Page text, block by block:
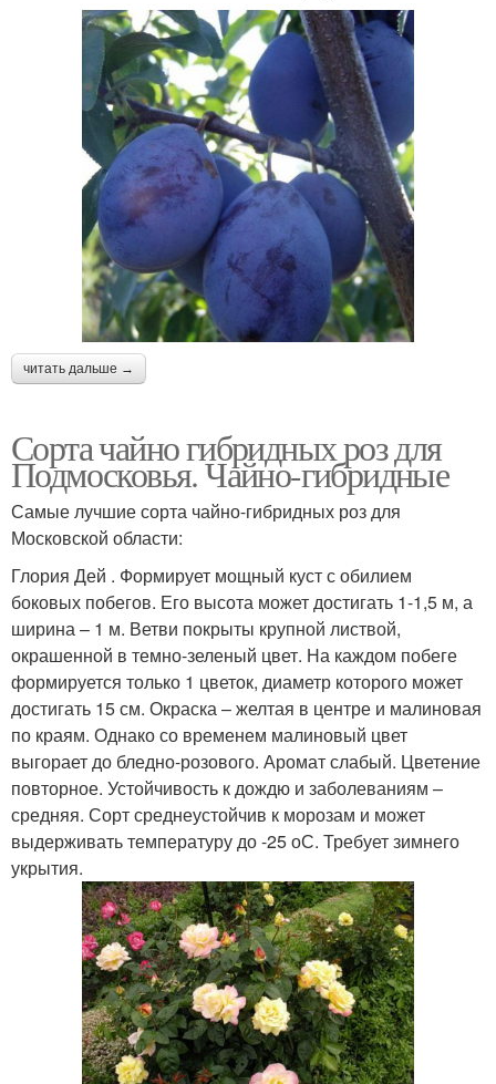
читать дальше →
Сорта чайно гибридных роз для
Подмосковья. Чайно-гибридные
Самые лучшие сорта чайно-гибридных роз для
Московской области:
Глория Дей . Формирует мощный куст с обилием
боковых побегов. Его высота может достигать 1-1,5 м, а
ширина – 1 м. Ветви покрыты крупной листвой,
окрашенной в темно-зеленый цвет. На каждом побеге
формируется только 1 цветок, диаметр которого может
достигать 15 см. Окраска – желтая в центре и малиновая
по краям. Однако со временем малиновый цвет
выгорает до бледно-розового. Аромат слабый. Цветение
повторное. Устойчивость к дождю и заболеваниям –
средняя. Сорт среднеустойчив к морозам и может
выдерживать температуру до -25 оС. Требует зимнего
укрытия.